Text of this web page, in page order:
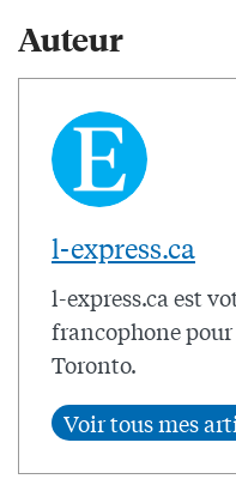
Auteur
l-express.ca
l-express.ca est
francophone
Toronto.